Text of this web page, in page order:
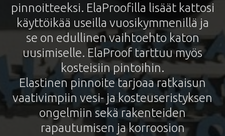
pinnoitteeksi. ElaProofilla lisäät kattosi
käyttöikää useilla vuosikymmenillä ja
se on edullinen vaihtoehto katon
uusimiselle. ElaProof tarttuu myös
kosteisiin pintoihin.
Elastinen pinnoite tarjoaa ratkaisun
vaativimpiin vesi- ja kosteuseristyksen
ongelmiin sekä rakenteiden
rapautumisen ja korroosion